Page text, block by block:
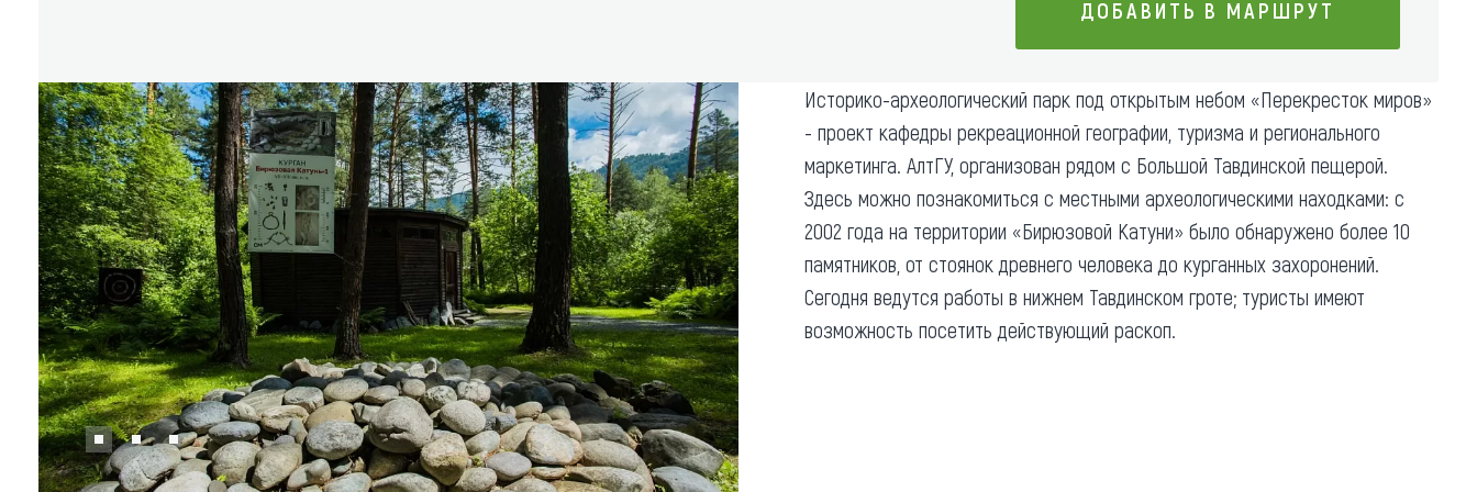
Рестораны
Кафе
Придорожные кафе
Новости
Что привезти (сувениры)
Как добраться
Люди, прославившие Алтай
Карты и буклеты
Фотогалерея
Другие рубрики
О нас
Реестр туроператоров
Алтайского края
Реестр туристических
агентств Алтайского края
ДОБАВИТЬ В МАРШРУТ
ДОБАВИТЬ В МАРШРУТ
Историко-археологический парк под открытым небом «Перекресток миров»
- проект кафедры рекреационной географии, туризма и регионального
маркетинга. АлтГУ, организован рядом с Большой Тавдинской пещерой.
Здесь можно познакомиться с местными археологическими находками: с
2002 года на территории «Бирюзовой Катуни» было обнаружено более 10
памятников, от стоянок древнего человека до курганных захоронений.
Сегодня ведутся работы в нижнем Тавдинском гроте; туристы имеют
возможность посетить действующий раскоп.